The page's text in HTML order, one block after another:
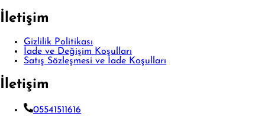
İletişim
Gizlilik Politikası
İade ve Değişim Koşulları
Satış Sözleşmesi ve İade Koşulları
İletişim
05541511616